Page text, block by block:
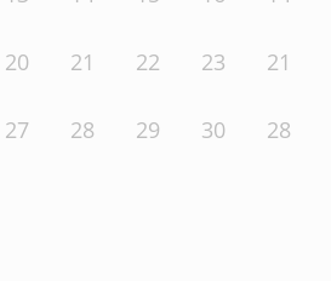
20 21 22 23
27 28 29 30
21
28